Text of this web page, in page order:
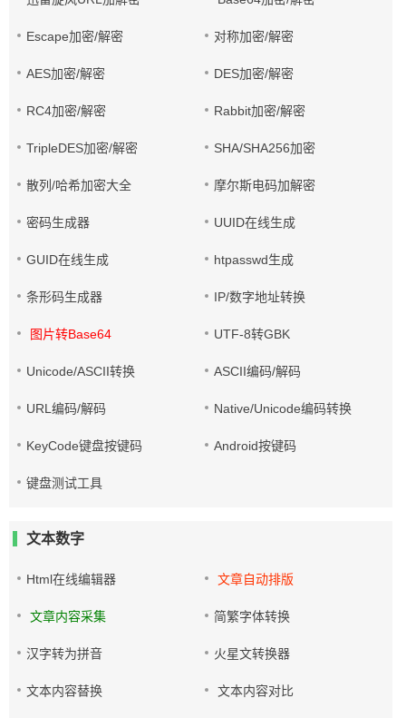
Escape加密/解密 对称加密/解密
AES加密/解密 DES加密/解密
RC4加密/解密 Rabbit加密/解密
TripleDES加密/解密 SHA/SHA256加密
散列/哈希加密大全 摩尔斯电码加解密
密码生成器 UUID在线生成
GUID在线生成 htpasswd生成
条形码生成器 IP/数字地址转换
图片转Base64 UTF-8转GBK
Unicode/ASCII转换 ASCII编码/解码
URL编码/解码 Native/Unicode编码转换
KeyCode键盘按键码 Android按键码
键盘测试工具
文本数字
Html在线编辑器 文章自动排版
文章内容采集 简繁字体转换
汉字转为拼音 火星文转换器
文本内容替换 文本内容对比